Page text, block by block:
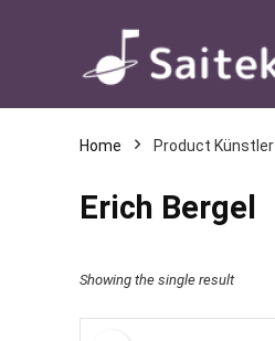
Home Product Künstler
Erich Bergel
Showing the single result